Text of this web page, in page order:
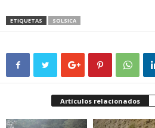
ETIQUETAS SOLSICA
Artículos relacionados